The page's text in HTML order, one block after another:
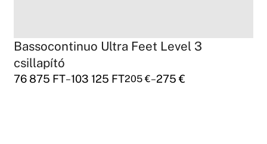
Bassocontinuo Ultra Feet Level 3
csillapító
76 875 FT–103 125 FT205€–275€